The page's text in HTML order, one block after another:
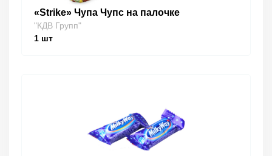
«Strike» Чупа Чупс на палочке
"КДВ Групп"
1 шт